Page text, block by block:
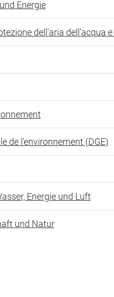
Energie
dell'aria dell'acqua
de l'environnement (DGE)
Energie und Luft
und Natur